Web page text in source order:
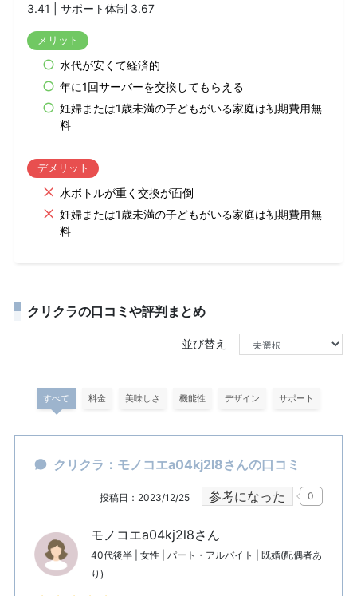
3.41 | サポート体制 3.67
メリット
水代が安くて経済的
年に1回サーバーを交換してもらえる
妊婦または1歳未満の子どもがいる家庭は初期費用無
料
デメリット
水ボトルが重く交換が面倒
妊婦または1歳未満の子どもがいる家庭は初期費用無
料
クリクラの口コミや評判まとめ
並び替え
すべて 料金 美味しさ 機能性 デザイン サポート
クリクラ：モノコエa04kj2l8さんの口コミ
投稿日：2023/12/25 参考になった 0
モノコエa04kj2l8さん
40代後半 | 女性 | パート・アルバイト | 既婚(配偶者あ
り)